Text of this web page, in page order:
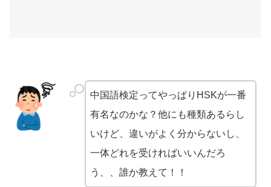
中国語検定ってやっぱりHSKが一番
有名なのかな？他にも種類あるらし
いけど、違いがよく分からないし、
一体どれを受ければいいんだろ
う、、誰か教えて！！